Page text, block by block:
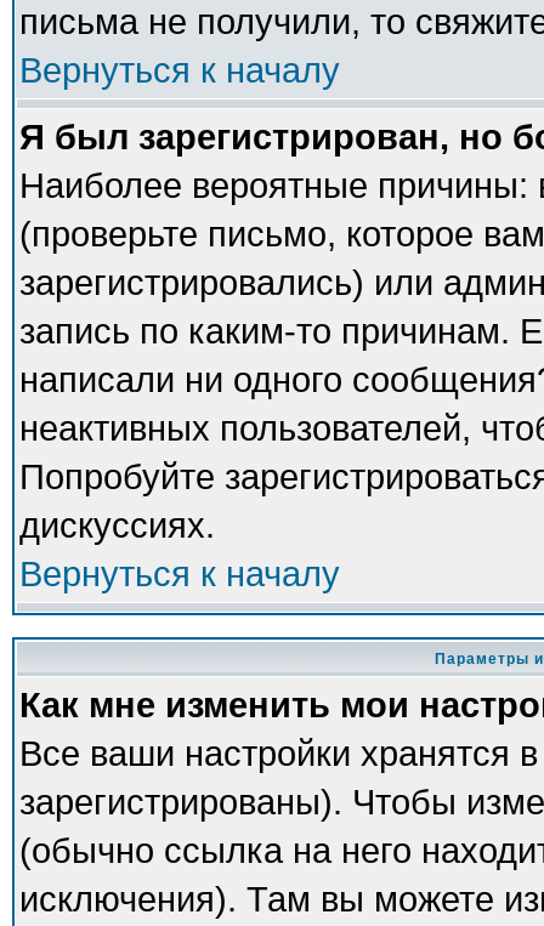
письма не получили, то
Вернуться к началу
Я был зарегистрирован, но
Наиболее вероятные
(проверьте письмо, которое
зарегистрировались) или
запись по каким-то причинам.
написали ни одного
неактивных пользователей,
Попробуйте
дискуссиях.
Вернуться к началу
Параметры
Как мне изменить мои
Все ваши настройки хранятся
зарегистрированы). Чтобы
(обычно ссылка на него
исключения). Там вы можете